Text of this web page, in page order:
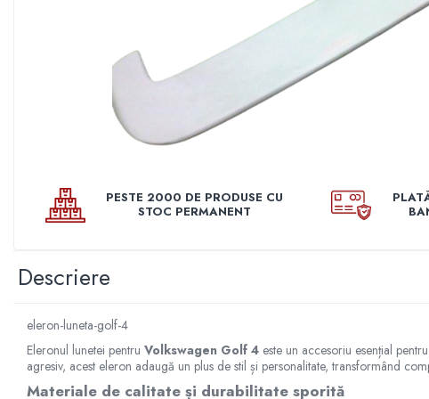
Prezoane antifurt
Suporti numere
Suspensi auto
Butuci volan
Cotiere
Diverse accesorii interior
Huse Volan
PESTE 2000 DE PRODUSE CU
STOC PERMANENT
Descriere
eleron-luneta-golf-4
Eleronul lunetei pentru Volkswagen Golf 4 este un accesoriu esențial
agresiv, acest eleron adaugă un plus de stil și personalitate, transformând
Materiale de calitate și durabilitate sporită